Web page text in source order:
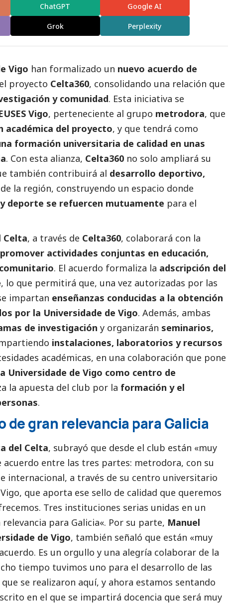
ChatGPT Google AI
Grok Perplexity
Vigo han formalizado un nuevo acuerdo de
proyecto Celta360, consolidando una relación que
y comunidad. Esta iniciativa se
Vigo, perteneciente al grupo metrodora, que
académica del proyecto, y que tendrá como
formación universitaria de calidad en unas
. Con esta alianza, Celta360 no solo ampliará su
también contribuirá al desarrollo deportivo,
de la región, construyendo un espacio donde
deporte se refuercen mutuamente para el
Celta, a través de Celta360, colaborará con la
promover actividades conjuntas en educación,
. El acuerdo formaliza la adscripción del
, lo que permitirá que, una vez autorizadas por las
impartan enseñanzas conducidas a la obtención
por la Universidade de Vigo. Además, ambas
de investigación y organizarán seminarios,
instalaciones, laboratorios y recursos
académicas, en una colaboración que pone
Universidade de Vigo como centro de
la apuesta del club por la formación y el
.
de gran relevancia para Galicia
del Celta, subrayó que desde el club están «muy
entre las tres partes: metrodora, con su
internacional, a través de su centro universitario
Vigo, que aporta ese sello de calidad que queremos
Tres instituciones serias unidas en un
para Galicia«. Por su parte, Manuel
de Vigo, también señaló que están «muy
Es un orgullo y una alegría colaborar de la
tiempo tuvimos uno para el desarrollo de las
se realizaron aquí, y ahora estamos sentando
en el que se impartirá docencia que será muy